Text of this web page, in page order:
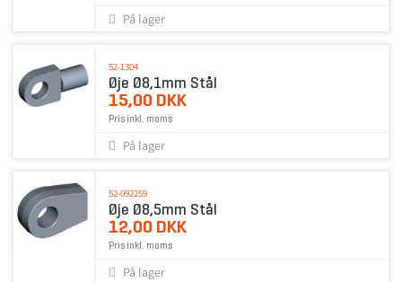
På lager
52-1304
Øje Ø8,1mm Stål
15,00 DKK
Pris inkl. moms
På lager
52-092259
Øje Ø8,5mm Stål
12,00 DKK
Pris inkl. moms
På lager